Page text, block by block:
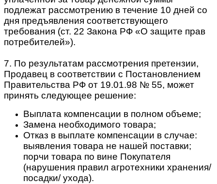
подлежат рассмотрению в течение 10 дней со
дня предъявления соответствующего
требования (ст. 22 Закона РФ «О защите прав
потребителей»).
7. По результатам рассмотрения претензии,
Продавец в соответствии с Постановлением
Правительства РФ от 19.01.98 № 55, может
принять следующее решение:
Выплата компенсации в полном объеме;
Замена необходимого товара;
Отказ в выплате компенсации в случае:
выявления товара не нашей поставки;
порчи товара по вине Покупателя
(нарушения правил агротехники хранения/
посадки/ ухода).